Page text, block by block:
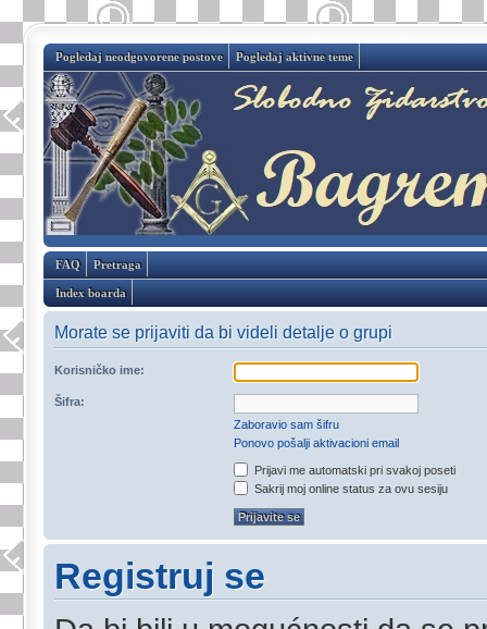
Pogledaj neodgovorene postove Pogledaj aktivne teme
FAQ Pretraga
Index boarda
Morate se prijaviti da bi videli detalje o grupi
Korisničko ime:
Šifra:
Zaboravio sam šifru
Ponovo pošalji aktivacioni email
Prijavi me automatski pri svakoj poseti
Sakrij moj online status za ovu sesiju
Registruj se